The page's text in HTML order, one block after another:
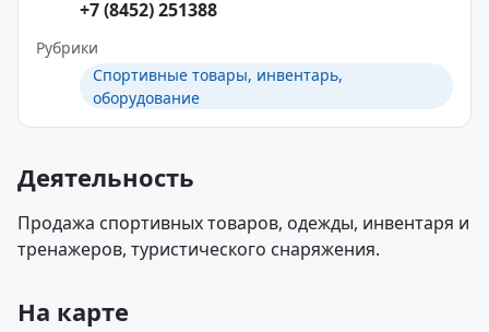
+7 (8452) 251388
Рубрики
Спортивные товары, инвентарь,
оборудование
Деятельность
Продажа спортивных товаров, одежды, инвентаря и
тренажеров, туристического снаряжения.
На карте